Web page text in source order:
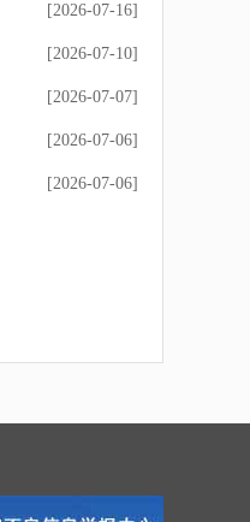
[2026-07-16]
[2026-07-10]
[2026-07-07]
[2026-07-06]
[2026-07-06]